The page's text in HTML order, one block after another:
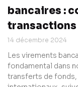
bancaires :
transactions
14 décembre 2024
Les virements
fondamental dans
transferts de fonds,